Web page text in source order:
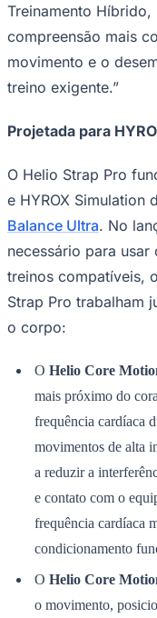
Treinamento
compreensão mais
movimento e o
treino exigente.”
Projetada para
O Helio Strap Pro
e HYROX Simulation
Balance Ultra. No
necessário para
treinos compatíveis,
Strap Pro trabalham
o corpo:
O Helio Core
mais próximo do
frequência cardíaca
movimentos de alta
a reduzir a
e contato com o
frequência cardíaca
condicionamento
O Helio Core
o movimento,